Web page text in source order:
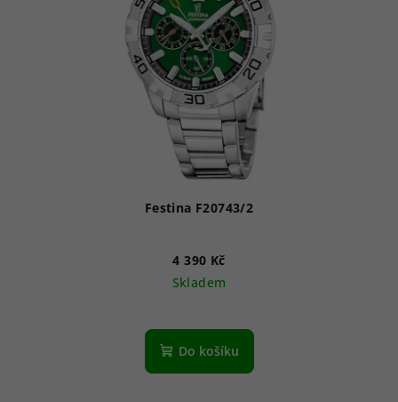
Festina F20743/2
4 390 Kč
Skladem
Do košíku